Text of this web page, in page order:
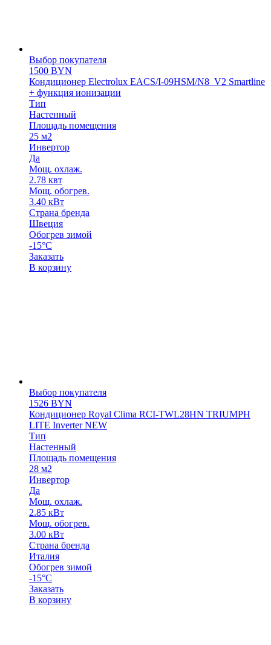
Выбор покупателя
1500 BYN
Кондиционер Electrolux EACS/I-09HSM/N8_V2 Smartline
+ функция ионизации
Тип
Настенный
Площадь помещения
25 м2
Инвертор
Да
Мощ. охлаж.
2.78 квт
Мощ. обогрев.
3.40 кВт
Страна бренда
Швеция
Обогрев зимой
-15°С
Заказать
В корзину
Выбор покупателя
1526 BYN
Кондиционер Royal Clima RCI-TWL28HN TRIUMPH
LITE Inverter NEW
Тип
Настенный
Площадь помещения
28 м2
Инвертор
Да
Мощ. охлаж.
2.85 кВт
Мощ. обогрев.
3.00 кВт
Страна бренда
Италия
Обогрев зимой
-15°С
Заказать
В корзину